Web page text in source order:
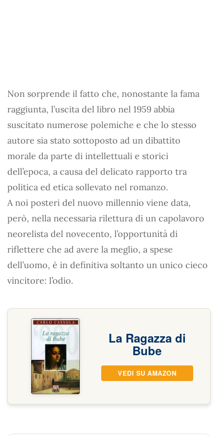
Non sorprende il fatto che, nonostante la fama
raggiunta, l’uscita del libro nel 1959 abbia
suscitato numerose polemiche e che lo stesso
autore sia stato sottoposto ad un dibattito
morale da parte di intellettuali e storici
dell’epoca, a causa del delicato rapporto tra
politica ed etica sollevato nel romanzo.
A noi posteri del nuovo millennio viene data,
però, nella necessaria rilettura di un capolavoro
neorelista del novecento, l’opportunità di
riflettere che ad avere la meglio, a spese
dell’uomo, è in definitiva soltanto un unico cieco
vincitore: l’odio.
La Ragazza di
Bube
VEDI SU AMAZON